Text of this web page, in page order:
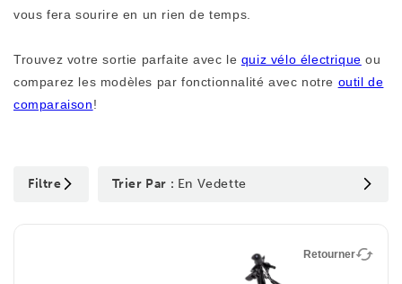
vous fera sourire en un rien de temps.
Trouvez votre sortie parfaite avec le quiz vélo électrique ou
comparez les modèles par fonctionnalité avec notre outil de
comparaison!
Filtre Trier Par : En Vedette
Retourner